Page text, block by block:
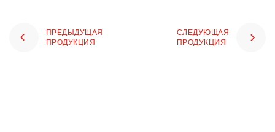
ПРЕДЫДУЩАЯ
ПРОДУКЦИЯ
СЛЕДУЮЩАЯ
ПРОДУКЦИЯ